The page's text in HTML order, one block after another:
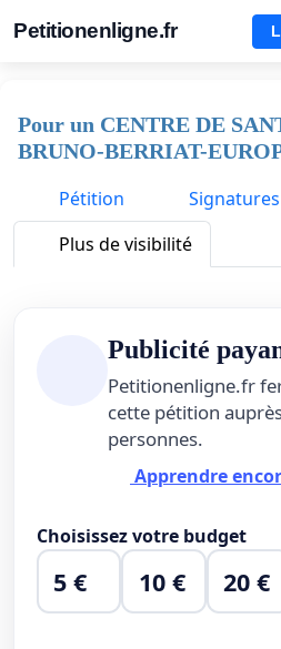
Petitionenligne.fr
Pour un CENTRE DE
BRUNO-BERRIAT-
Pétition
Signatures
Plus de visibilité
Publicité
Petitionenligne.fr
cette pétition
personnes.
Apprendre
Choisissez votre budget
5 € 10 € 20 €